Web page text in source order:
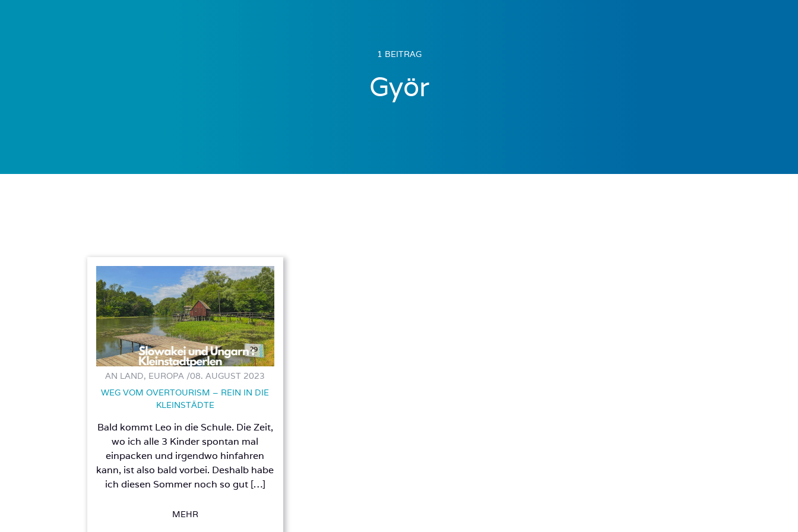
1 BEITRAG
Györ
AN LAND, EUROPA /08. AUGUST 2023
WEG VOM OVERTOURISM – REIN IN DIE
KLEINSTÄDTE
Bald kommt Leo in die Schule. Die Zeit,
wo ich alle 3 Kinder spontan mal
einpacken und irgendwo hinfahren
kann, ist also bald vorbei. Deshalb habe
ich diesen Sommer noch so gut […]
MEHR